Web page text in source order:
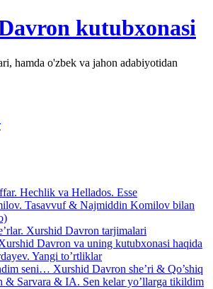
hamda o'zbek va jahon adabiyotidan
Hechlik va Hellados. Esse
Tasavvuf & Najmiddin Komilov bilan
Xurshid Davron tarjimalari
Davron va uning kutubxonasi haqida
Yangi to’rtliklar
seni… Xurshid Davron she’ri & Qo’shiq
& Sarvara & IA. Sen kelar yo’llarga tikildim